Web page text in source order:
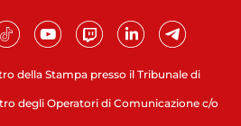
della Stampa presso il Tribunale di
degli Operatori di Comunicazione c/o